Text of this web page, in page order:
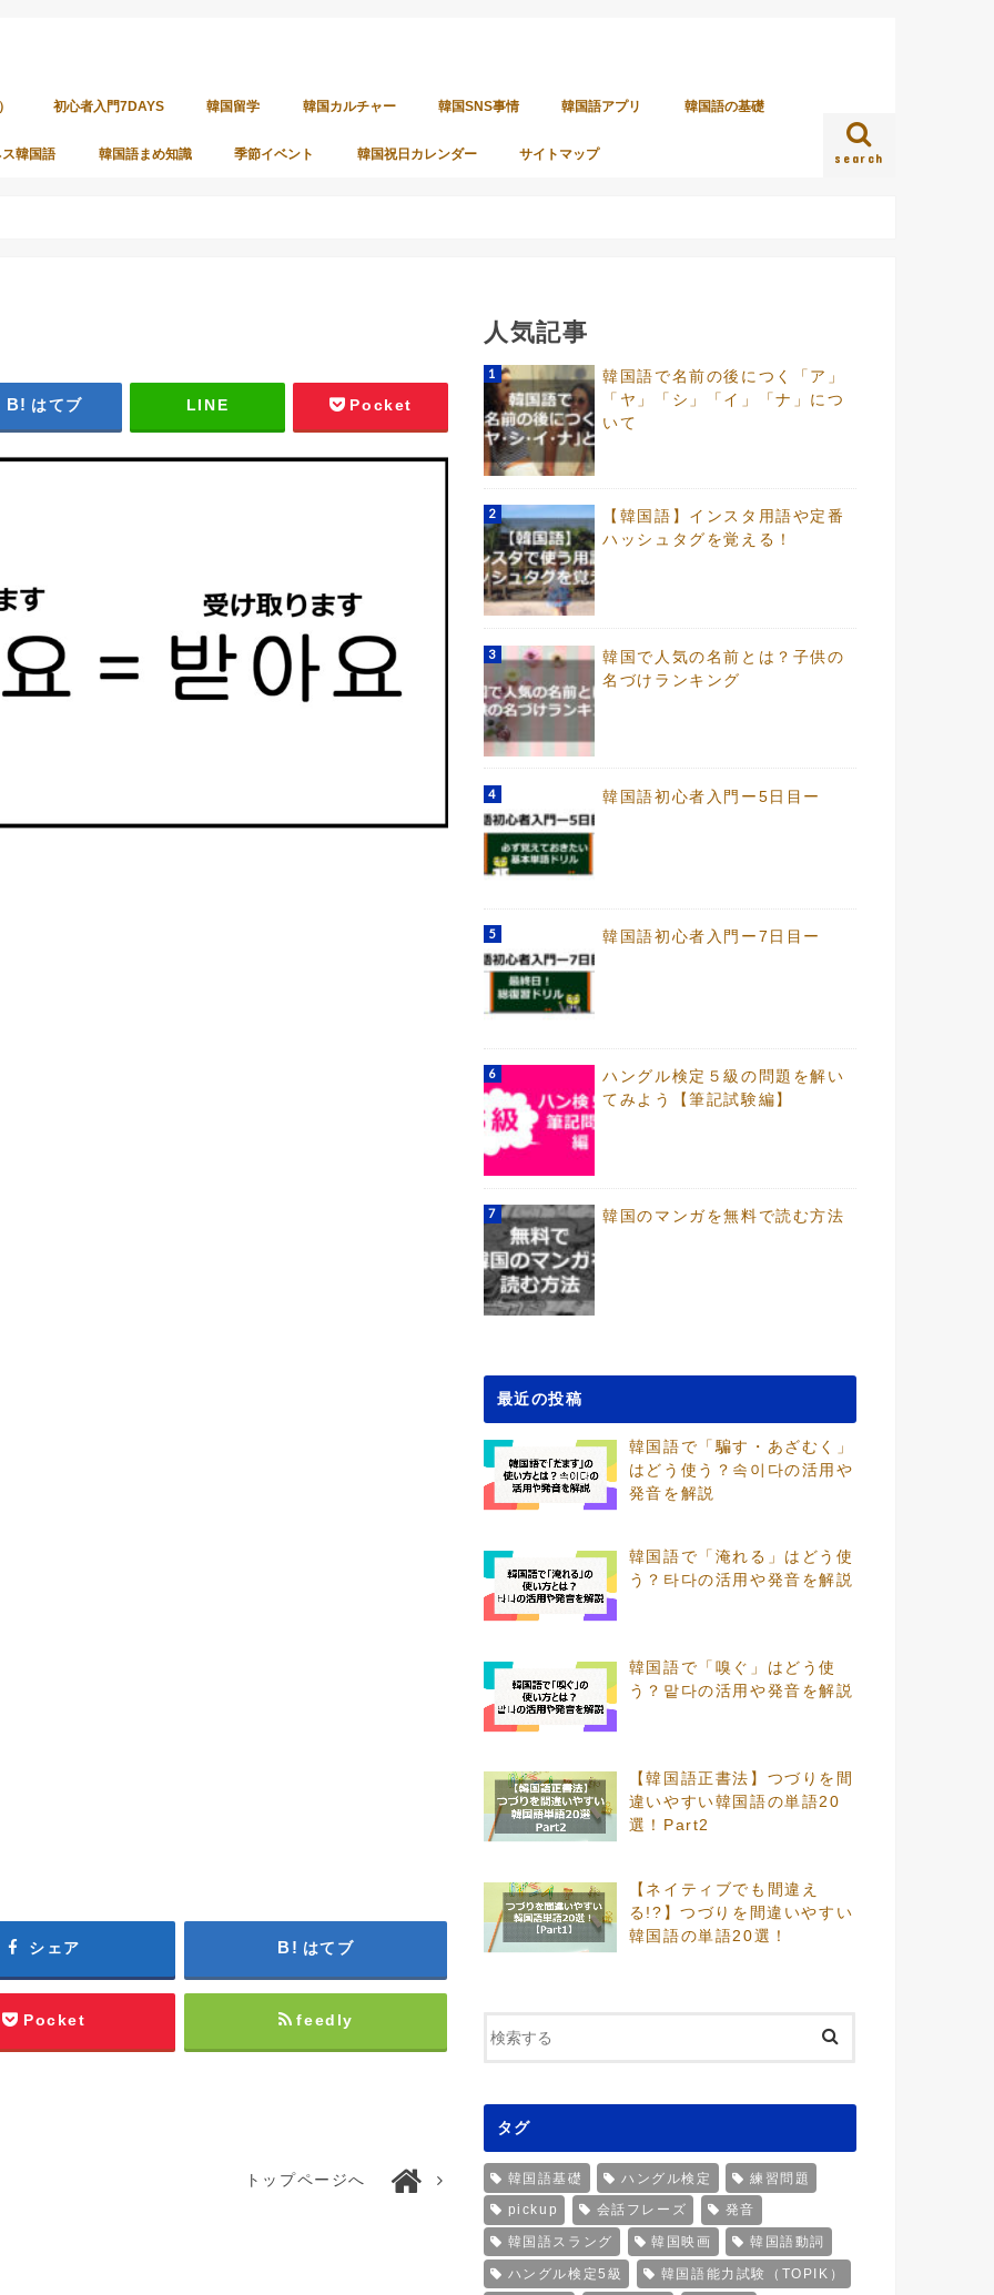
search
初心者入門7DAYS 韓国留学 韓国カルチャー 韓国SNS事情 韓国語アプリ 韓国語の基礎
韓国語 韓国語まめ知識 季節イベント 韓国祝日カレンダー サイトマップ
はてブ LINE Pocket
シェア はてブ
Pocket feedly
トップページへ
人気記事
韓国語で名前の後につく「ア」
「ヤ」「シ」「イ」「ナ」につ
いて
【韓国語】インスタ用語や定番
ハッシュタグを覚える！
韓国で人気の名前とは？子供の
名づけランキング
韓国語初心者入門ー5日目ー
韓国語初心者入門ー7日目ー
ハングル検定５級の問題を解い
てみよう【筆記試験編】
韓国のマンガを無料で読む方法
最近の投稿
韓国語で「騙す・あざむく」
はどう使う？속이다の活用や
発音を解説
韓国語で「淹れる」はどう使
う？타다の活用や発音を解説
韓国語で「嗅ぐ」はどう使
う？맡다の活用や発音を解説
【韓国語正書法】つづりを間
違いやすい韓国語の単語20
選！Part2
【ネイティブでも間違え
る!?】つづりを間違いやすい
韓国語の単語20選！
タグ
韓国語基礎 ハングル検定 練習問題
pickup 会話フレーズ 発音
韓国語スラング 韓国映画 韓国語動詞
ハングル検定5級 韓国語能力試験（TOPIK）